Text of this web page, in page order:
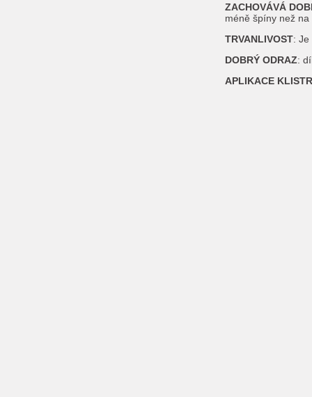
ZACHOVÁVÁ
méně špíny než
TRVANLIVOST: Je
DOBRÝ ODRAZ:
APLIKACE